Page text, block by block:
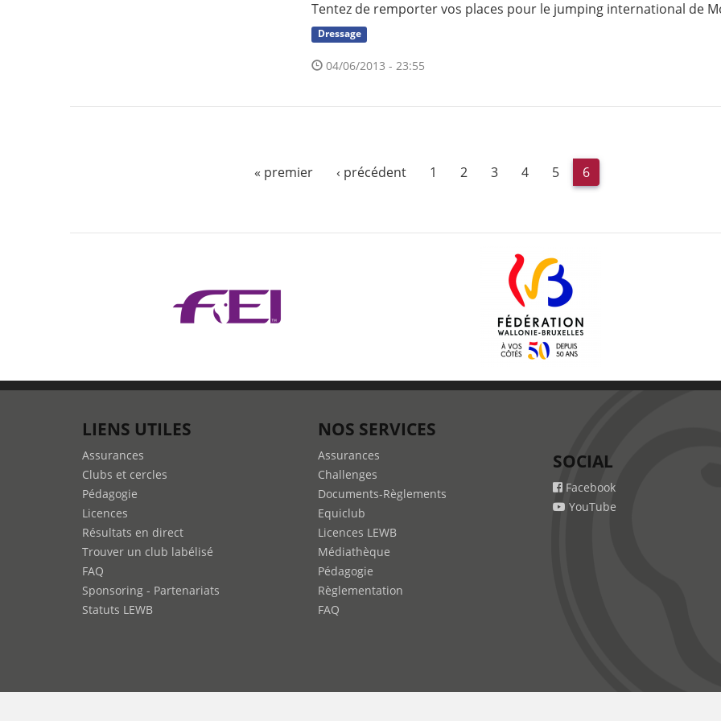
Tentez de remporter vos places pour le jumping international de
Dressage
04/06/2013 - 23:55
« premier ‹ précédent 1 2 3 4 5 6
LIENS UTILES
Assurances
Clubs et cercles
Pédagogie
Licences
Résultats en direct
Trouver un club labélisé
FAQ
Sponsoring - Partenariats
Statuts LEWB
NOS SERVICES
Assurances
Challenges
Documents-Règlements
Equiclub
Licences LEWB
Médiathèque
Pédagogie
Règlementation
FAQ
SOCIAL
Facebook
YouTube